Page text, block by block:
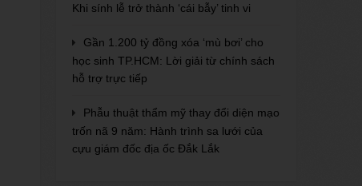
Khi sính lễ trở thành ‘cái bẫy’ tinh vi
Gần 1.200 tỷ đồng xóa ‘mù bơi’ cho
học sinh TP.HCM: Lời giải từ chính sách
hỗ trợ trực tiếp
Phẫu thuật thẩm mỹ thay đổi diện mạo
trốn nã 9 năm: Hành trình sa lưới của
cựu giám đốc địa ốc Đắk Lắk